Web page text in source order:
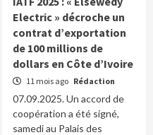
Electric » décroche un
contrat d’exportation
de 100 millions de
dollars en Côte d’Ivoire
11 mois ago Rédaction
07.09.2025. Un accord de
coopération a été signé,
samedi au Palais des